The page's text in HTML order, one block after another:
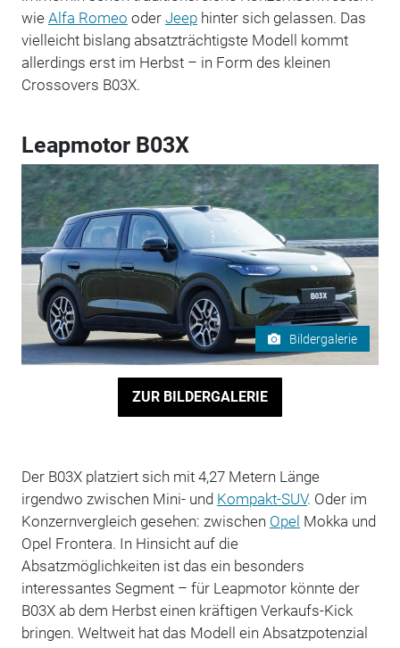
wie Alfa Romeo oder Jeephinter sich gelassen. Das
vielleicht bislang absatzträchtigste Modell kommt
allerdings erst im Herbst – in Form des kleinen
Crossovers B03X.
Leapmotor B03X
Bildergalerie
ZUR BILDERGALERIE
Der B03X platziert sich mit 4,27 Metern Länge
irgendwo zwischen Mini- und Kompakt-SUV. Oder im
Konzernvergleich gesehen: zwischen Opel Mokka und
Opel Frontera. In Hinsicht auf die
Absatzmöglichkeiten ist das ein besonders
interessantes Segment – für Leapmotor könnte der
B03X ab dem Herbst einen kräftigen Verkaufs-Kick
bringen. Weltweit hat das Modell ein Absatzpotenzial